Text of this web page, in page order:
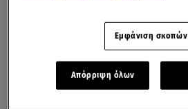
Εμφάνιση σκοπών
Απόρριψη όλων